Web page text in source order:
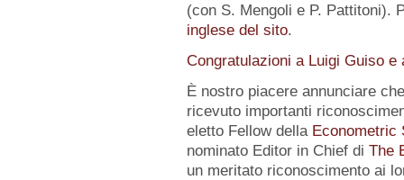
(con S. Mengoli e P. Pattitoni).
inglese del sito.
Congratulazioni a Luigi Guiso e
È nostro piacere annunciare
ricevuto importanti
eletto Fellow della Econometric
nominato Editor in Chief di The
un meritato riconoscimento ai